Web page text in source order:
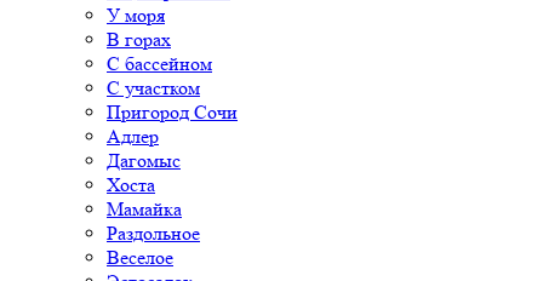
У моря
В горах
С бассейном
С участком
Пригород Сочи
Адлер
Дагомыс
Хоста
Мамайка
Раздольное
Веселое